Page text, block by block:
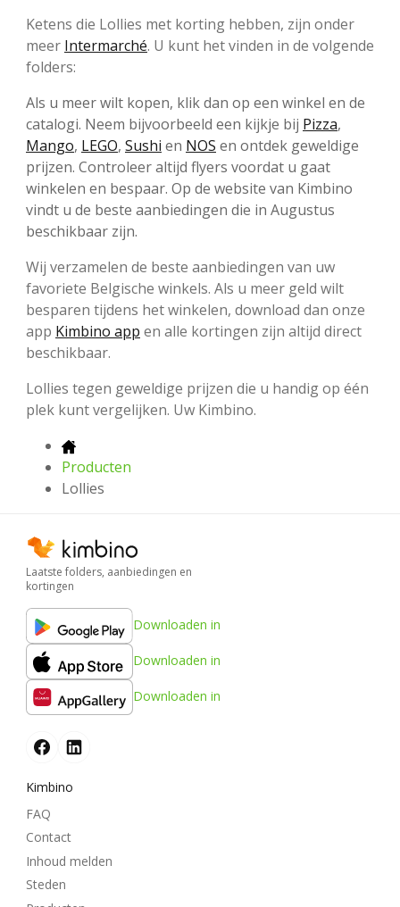
Ketens die Lollies met korting hebben, zijn onder
meer Intermarché. U kunt het vinden in de volgende
folders:
Als u meer wilt kopen, klik dan op een winkel en de
catalogi. Neem bijvoorbeeld een kijkje bij Pizza,
Mango, LEGO, Sushi en NOS en ontdek geweldige
prijzen. Controleer altijd flyers voordat u gaat
winkelen en bespaar. Op de website van Kimbino
vindt u de beste aanbiedingen die in Augustus
beschikbaar zijn.
Wij verzamelen de beste aanbiedingen van uw
favoriete Belgische winkels. Als u meer geld wilt
besparen tijdens het winkelen, download dan onze
app Kimbino app en alle kortingen zijn altijd direct
beschikbaar.
Lollies tegen geweldige prijzen die u handig op één
plek kunt vergelijken. Uw Kimbino.
Producten
Lollies
Laatste folders, aanbiedingen en
kortingen
Downloaden in
Downloaden in
Downloaden in
Kimbino
FAQ
Contact
Inhoud melden
Steden